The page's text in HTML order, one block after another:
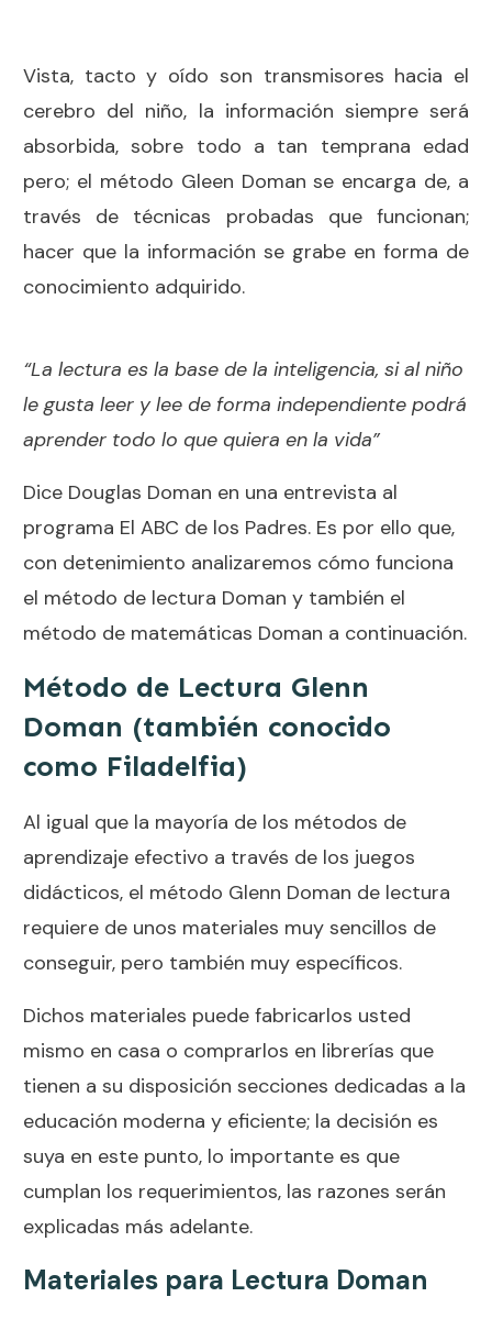
Vista, tacto y oído son transmisores hacia el
cerebro del niño, la información siempre será
absorbida, sobre todo a tan temprana edad
pero; el método Gleen Doman se encarga de, a
través de técnicas probadas que funcionan;
hacer que la información se grabe en forma de
conocimiento adquirido.
“La lectura es la base de la inteligencia, si al niño
le gusta leer y lee de forma independiente podrá
aprender todo lo que quiera en la vida”
Dice Douglas Doman en una entrevista al
programa El ABC de los Padres. Es por ello que,
con detenimiento analizaremos cómo funciona
el método de lectura Doman y también el
método de matemáticas Doman a continuación.
Método de Lectura Glenn
Doman (también conocido
como Filadelfia)
Al igual que la mayoría de los métodos de
aprendizaje efectivo a través de los juegos
didácticos, el método Glenn Doman de lectura
requiere de unos materiales muy sencillos de
conseguir, pero también muy específicos.
Dichos materiales puede fabricarlos usted
mismo en casa o comprarlos en librerías que
tienen a su disposición secciones dedicadas a la
educación moderna y eficiente; la decisión es
suya en este punto, lo importante es que
cumplan los requerimientos, las razones serán
explicadas más adelante.
Materiales para Lectura Doman